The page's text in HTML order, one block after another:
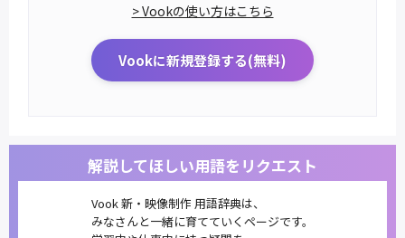
> Vookの使い方はこちら
Vookに新規登録する(無料)
解説してほしい用語をリクエスト
Vook 新・映像制作 用語辞典は、
みなさんと一緒に育てていくページです。